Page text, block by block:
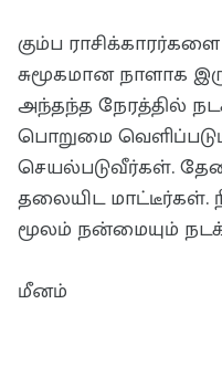
கும்ப
சுமூகமான நாளாக
அந்தந்த நேரத்தில்
பொறுமை
செயல்படுவீர்கள்.
தலையிட
மூலம் நன்மையும்
மீனம்